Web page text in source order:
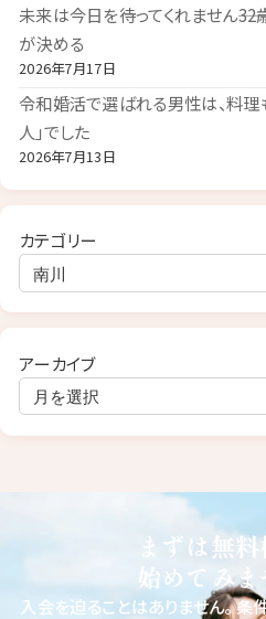
未来は今日を待ってくれません――32
が決める
2026年7月17日
令和婚活で選ばれる男性は、料理
人」でした
2026年7月13日
カテゴリー
アーカイブ
まずは無
始めてみ
入会を迫ることはありません。条